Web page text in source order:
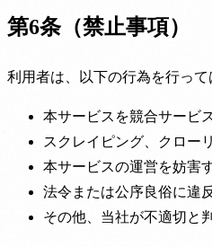
第6条（禁止事項）
利用者は、以下の行為を行って
本サービスを競合サービ
スクレイピング、クロー
本サービスの運営を妨害
法令または公序良俗に違
その他、当社が不適切と